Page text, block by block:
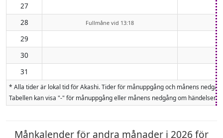
27
28
Fullmåne vid 13:18
29
30
31
* Alla tider är lokal tid för Akashi. Tider för månuppgång och månens
Tabellen kan visa "-" för månuppgång eller månens nedgång om
Månkalender för andra månader i 2026 för